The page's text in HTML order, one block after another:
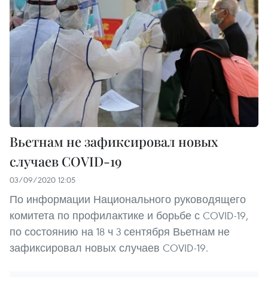
Вьетнам не зафиксировал новых
случаев COVID-19
03/09/2020 12:05
По информации Национального руководящего
комитета по профилактике и борьбе с COVID-19,
по состоянию на 18 ч 3 сентября Вьетнам не
зафиксировал новых случаев COVID-19.